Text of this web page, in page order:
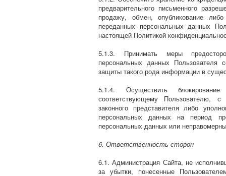
предварительного письменного
продажу, обмен, опубликование
переданных персональных данных
настоящей Политикой
5.1.3. Принимать меры
персональных данных Пользователя
защиты такого рода информации в
5.1.4. Осуществить
соответствующему Пользователю,
законного представителя либо
персональных данных на период
персональных данных или
6. Ответственность сторон
6.1. Администрация Сайта, не
за убытки, понесенные